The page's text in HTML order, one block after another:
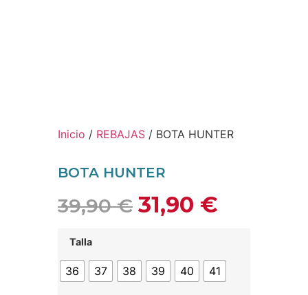
Inicio / REBAJAS / BOTA HUNTER
BOTA HUNTER
39,90€ 31,90 €
Talla
36 37 38 39 40 41